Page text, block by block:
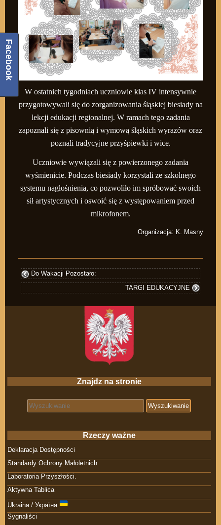
W ostatnich tygodniach uczniowie klas IV intensywnie
przygotowywali się do zorganizowania śląskiej biesiady na
lekcji edukacji regionalnej. W ramach tego zadania
zapoznali się z pisownią i wymową śląskich wyrazów oraz
poznali tradycyjne przyśpiewki i wice.
Uczniowie wywiązali się z powierzonego zadania
wyśmienicie. Podczas biesiady korzystali ze szkolnego
systemu nagłośnienia, co pozwoliło im spróbować swoich
sił artystycznych i oswoić się z występowaniem przed
mikrofonem.
Organizacja: K. Masny
Do Wakacji Pozostało:
TARGI EDUKACYJNE
Znajdz na stronie
Search for:
Rzeczy ważne
Deklaracja Dostępności
Standardy Ochrony Małoletnich
Laboratoria Przyszłości.
Aktywna Tablica
Ukraina / Україна
Sygnaliści
Facebook